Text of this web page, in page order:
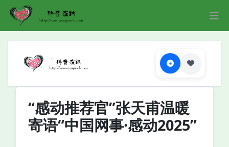
“感动推荐官”张天甫温暖
寄语“中国网事·感动2025”